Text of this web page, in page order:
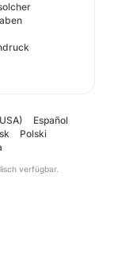
Español
Polski
verfügbar.